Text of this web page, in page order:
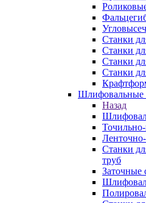
Станки
Станки
Станки
Станки
Шлифовальные
Назад
Станки
труб
Заточные